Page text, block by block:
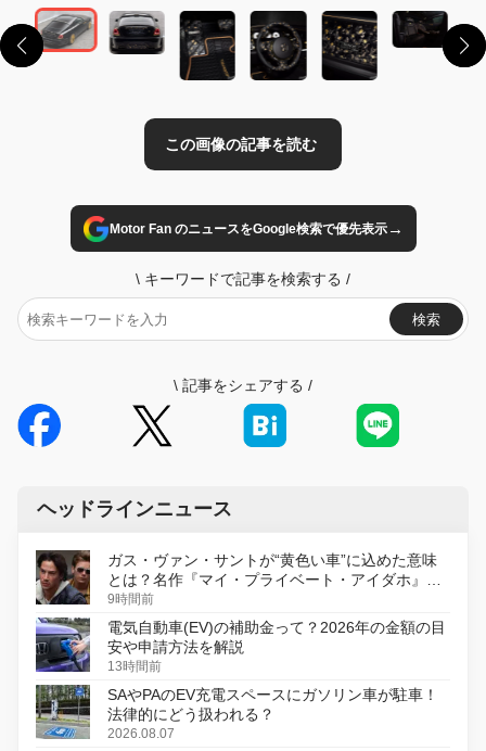
Motor Fan のニュースをGoogle検索で優先表示→
\ キーワードで記事を検索する /
検索
\ 記事をシェアする /
ヘッドラインニュース
ガス・ヴァン・サントが“黄色い車”に込めた意味
とは？名作『マイ・プライベート・アイダホ』が
初のデジタルリマスター版で復活
9時間前
電気自動車(EV)の補助金って？2026年の金額の目
安や申請方法を解説
13時間前
SAやPAのEV充電スペースにガソリン車が駐車！
法律的にどう扱われる？
2026.08.07